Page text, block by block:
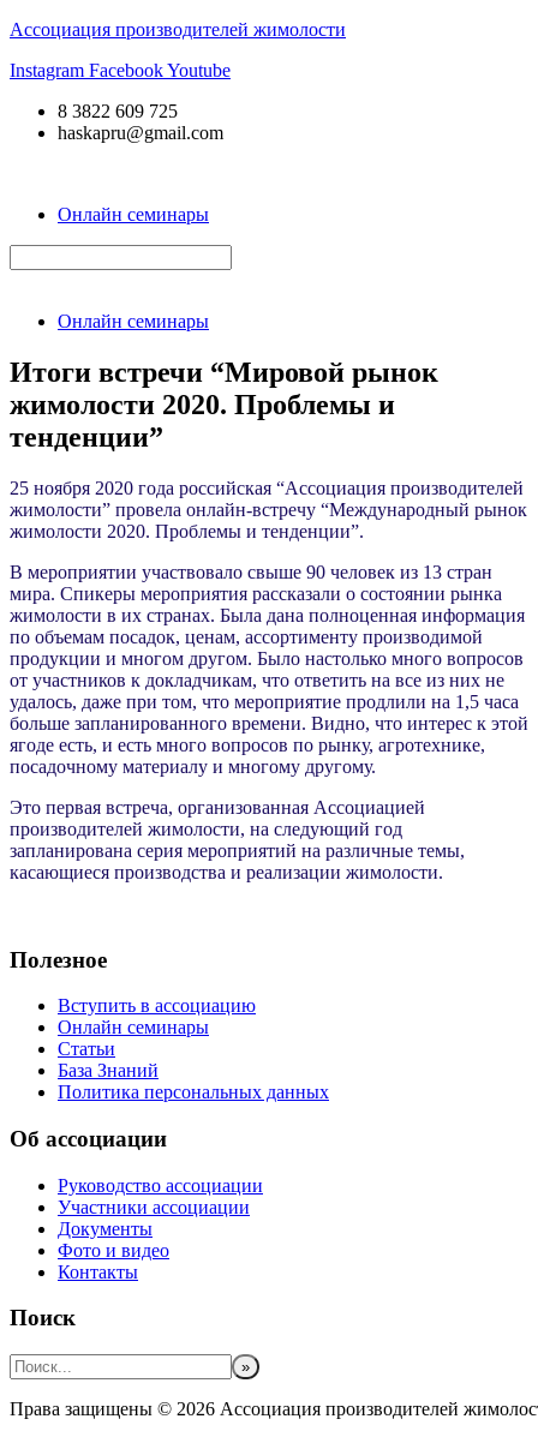
Ассоциация производителей жимолости
Instagram FacebookYoutube
8 3822 609 725
haskapru@gmail.com
Онлайн семинары
Онлайн семинары
Итоги встречи “Мировой рынок
жимолости 2020. Проблемы и
тенденции”
25 ноября 2020 года российская “Ассоциация производителей
жимолости” провела онлайн-встречу “Международный рынок
жимолости 2020. Проблемы и тенденции”.
В мероприятии участвовало свыше 90 человек из 13 стран
мира. Спикеры мероприятия рассказали о состоянии рынка
жимолости в их странах. Была дана полноценная информация
по объемам посадок, ценам, ассортименту производимой
продукции и многом другом. Было настолько много вопросов
от участников к докладчикам, что ответить на все из них не
удалось, даже при том, что мероприятие продлили на 1,5 часа
больше запланированного времени. Видно, что интерес к этой
ягоде есть, и есть много вопросов по рынку, агротехнике,
посадочному материалу и многому другому.
Это первая встреча, организованная Ассоциацией
производителей жимолости, на следующий год
запланирована серия мероприятий на различные темы,
касающиеся производства и реализации жимолости.
Полезное
Вступить в ассоциацию
Онлайн семинары
Статьи
База Знаний
Политика персональных данных
Об ассоциации
Руководство ассоциации
Участники ассоциации
Документы
Фото и видео
Контакты
Поиск
Права защищены © 2026 Ассоциация производителей